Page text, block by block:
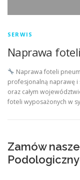
SERWIS
Naprawa
Naprawa foteli
profesjonalną naprawę i
oraz całym
foteli wyposażonych w
Zamów